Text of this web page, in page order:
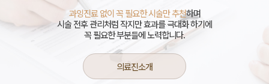
과잉진료 없이 꼭 필요한 시술만 추천하며
시술 전후 관리처럼 작지만 효과를 극대화 하기에
꼭 필요한 부분들에 노력합니다.
의료진소개